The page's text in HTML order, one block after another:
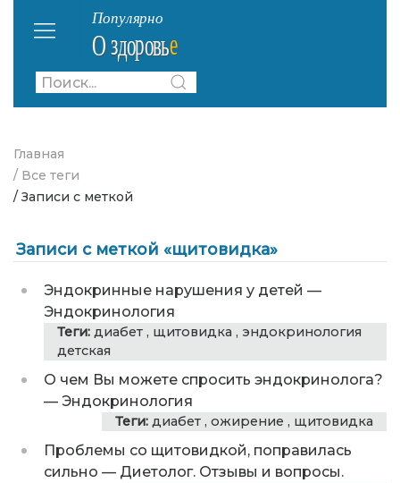
Главная
/ Все теги
/ Записи с меткой
Записи с меткой «щитовидка»
Эндокринные нарушения у детей —
Эндокринология
Теги: диабет , щитовидка , эндокринология
детская
О чем Вы можете спросить эндокринолога?
— Эндокринология
Теги: диабет , ожирение , щитовидка
Проблемы со щитовидкой, поправилась
сильно — Диетолог. Отзывы и вопросы.